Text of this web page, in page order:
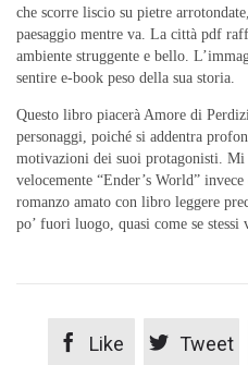
che scorre liscio su pietre
paesaggio mentre va. La città pdf
ambiente struggente e bello.
sentire e-book peso della sua storia.
Questo libro piacerà Amore di
personaggi, poiché si addentra
motivazioni dei suoi protagonisti. Mi
velocemente “Ender’s World”
romanzo amato con libro leggere
po’ fuori luogo, quasi come se stessi
 Like  Tweet